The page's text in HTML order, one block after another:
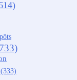
(333)